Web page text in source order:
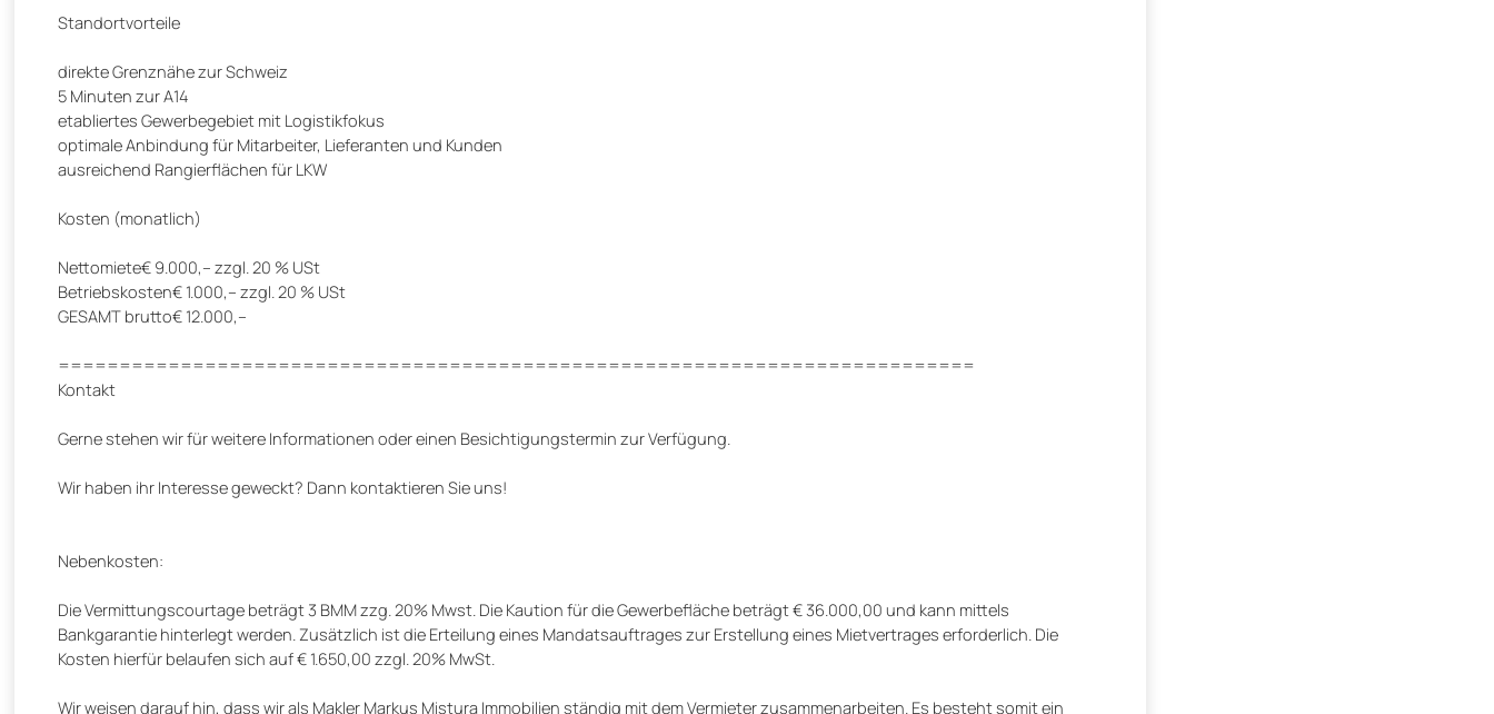
Standortvorteile
direkte Grenznähe zur Schweiz
5 Minuten zur A14
etabliertes Gewerbegebiet mit Logistikfokus
optimale Anbindung für Mitarbeiter, Lieferanten und Kunden
ausreichend Rangierflächen für LKW
Kosten (monatlich)
Nettomiete€ 9.000,– zzgl. 20 % USt
Betriebskosten€ 1.000,– zzgl. 20 % USt
GESAMT brutto€ 12.000,–
===========================================================================
Kontakt
Gerne stehen wir für weitere Informationen oder einen Besichtigungstermin zur Verfügung.
Wir haben ihr Interesse geweckt? Dann kontaktieren Sie uns!
Nebenkosten:
Die Vermittungscourtage beträgt 3 BMM zzg. 20% Mwst. Die Kaution für die Gewerbefläche beträgt € 36.000,00 und kann mittels
Bankgarantie hinterlegt werden. Zusätzlich ist die Erteilung eines Mandatsauftrages zur Erstellung eines Mietvertrages erforderlich. Die
Kosten hierfür belaufen sich auf € 1.650,00 zzgl. 20% MwSt.
Wir weisen darauf hin, dass wir als Makler Markus Mistura Immobilien ständig mit dem Vermieter zusammenarbeiten. Es besteht somit ein